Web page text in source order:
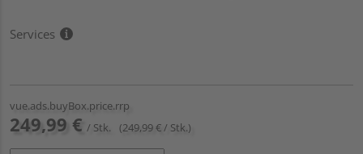
Services
vue.ads.buyBox.price.rrp
249,99 € / Stk. (249,99 € / Stk.)